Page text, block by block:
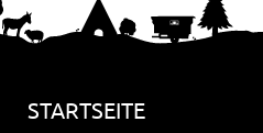
STARTSEITE